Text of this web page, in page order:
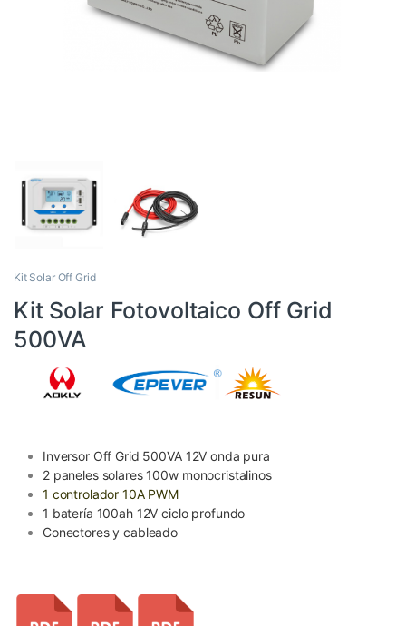
Kit Solar Off Grid
Kit Solar Fotovoltaico Off Grid
500VA
Inversor Off Grid 500VA 12V onda pura
2 paneles solares 100w monocristalinos
1 controlador 10A PWM
1 batería 100ah 12V ciclo profundo
Conectores y cableado